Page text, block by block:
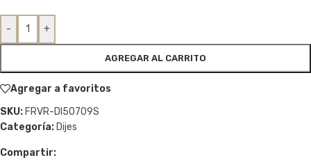
- +
AGREGAR AL CARRITO
Agregar a favoritos
SKU: FRVR-DI50709S
Categoría: Dijes
Compartir: